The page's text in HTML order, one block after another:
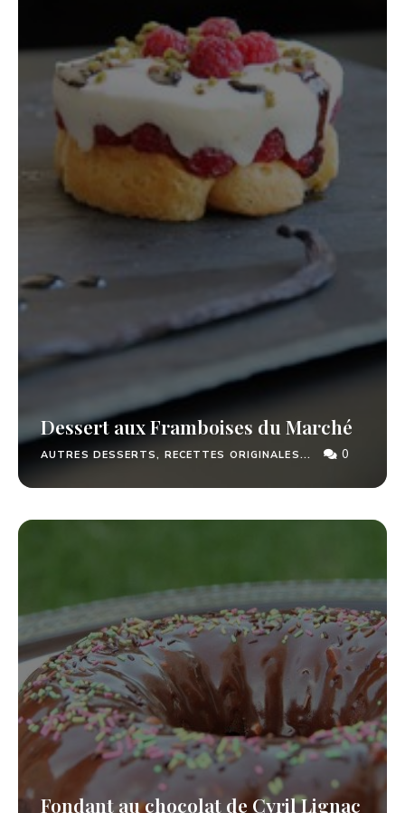
Dessert aux Framboises du Marché
AUTRES DESSERTS, RECETTES ORIGINALES... 0
Fondant au chocolat de Cyril Lignac